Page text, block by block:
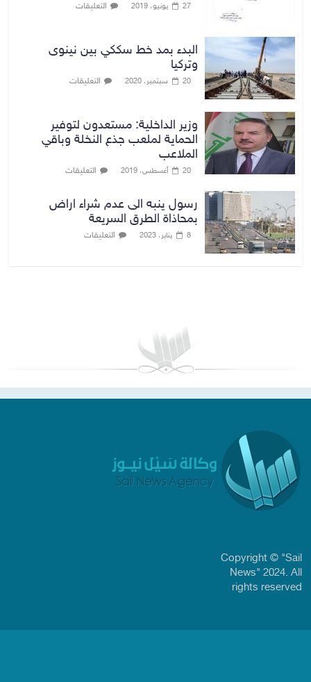
27 يونيو، 2019 التعليقات
البدء بمد خط سككي بين نينوى
وتركيا
20 سبتمبر، 2020 التعليقات
وزير الداخلية: مستعدون لتوفير
الحماية لملعب جذع النخلة وباقي
الملاعب
20 أغسطس، 2019 التعليقات
رسول ينبه الى عدم شراء اراض
بمحاذاة الطرق السريعة
8 يناير، 2023 التعليقات
Copyright © "Sail
News" 2024. All
rights reserved